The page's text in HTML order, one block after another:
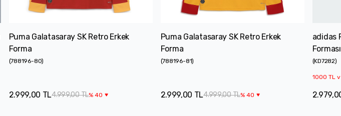
Puma Galatasaray SK Retro Erkek
Forma
(788196-80)
4.999,00 TL%40
2.999,00 TL
Puma Galatasaray SK Retro Erkek
Forma
(788196-81)
4.999,00 TL%40
2.999,00 TL
adidas
Forması
(KD7282)
1000 TL